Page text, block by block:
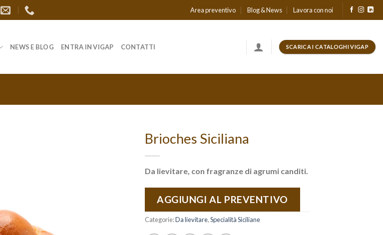
Area preventivo Blog & News Lavora con noi
NEWS E BLOG ENTRA IN VIGAP CONTATTI SCARICA I CATALOGHI VIGAP
Brioches Siciliana
Da lievitare, con fragranze di agrumi canditi.
AGGIUNGI AL PREVENTIVO
Categorie:Da lievitare,Specialità Siciliane